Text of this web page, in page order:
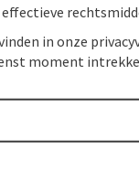
in onze
moment